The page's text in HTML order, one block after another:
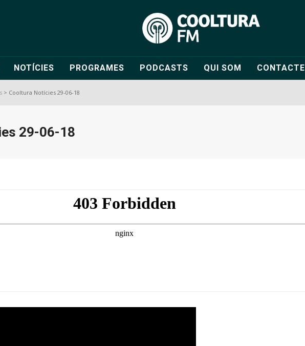
NOTÍCIES PROGRAMES PODCASTS QUI SOM CONTACTE
> Cooltura Notícies 29-06-18
29-06-18